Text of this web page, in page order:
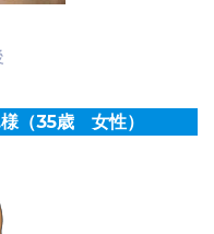
（35歳 女性）